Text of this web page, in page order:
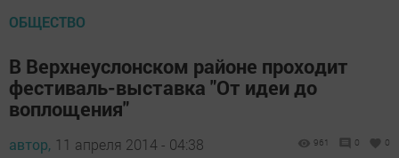
ОБЩЕСТВО
В Верхнеуслонском районе проходит
фестиваль-выставка "От идеи до
воплощения"
автор, 11 апреля 2014 - 04:38 961 0 0